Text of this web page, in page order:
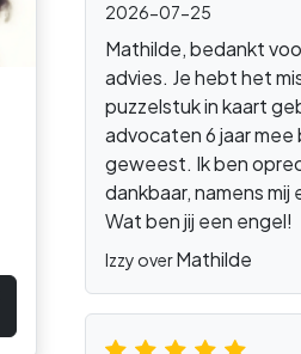
2026-07-25
Mathilde, bedankt
advies. Je hebt het
puzzelstuk in kaart
advocaten 6 jaar mee
geweest. Ik ben
dankbaar, namens mij
Wat ben jij een engel!
Izzy overMathilde